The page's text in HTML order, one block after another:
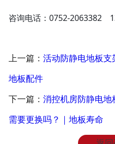
咨询电话：0752‑2063382
上一篇： 活动防静电地板支
地板配件
下一篇： 消控机房防静电地
需要更换吗？｜地板寿命